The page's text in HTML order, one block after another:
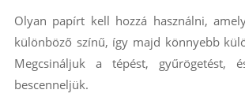
Olyan papírt kell hozzá használni,
különböző színű, így majd könnyebb
Megcsináljuk a tépést, gyűrögetést,
bescenneljük.